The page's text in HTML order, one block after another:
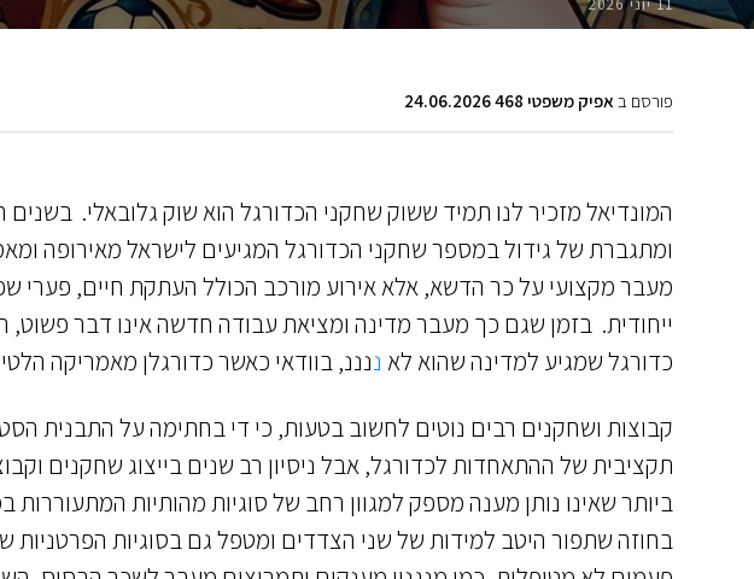
11 יוני 2026
פורסם ב אפיק משפטי 468 24.06.2026
המונדיאל מזכיר לנו תמיד ששוק שחקני הכדורגל הוא שוק גלובאלי. בשנים
ומתגברת של גידול במספר שחקני הכדורגל המגיעים לישראל מאירופה
מעבר מקצועי על כר הדשא, אלא אירוע מורכב הכולל העתקת חיים, פערי
ייחודית. בזמן שגם כך מעבר מדינה ומציאת עבודה חדשה אינו דבר
כדורגל שמגיע למדינה שהוא לא ננננ, בוודאי כאשר כדורגלן מאמריקה
קבוצות ושחקנים רבים נוטים לחשוב בטעות, כי די בחתימה על התבנית
תקציבית של ההתאחדות לכדורגל, אבל ניסיון רב שנים בייצוג שחקנים
ביותר שאינו נותן מענה מספק למגוון רחב של סוגיות מהותיות
בחוזה שתפור היטב למידות של שני הצדדים ומטפל גם בסוגיות